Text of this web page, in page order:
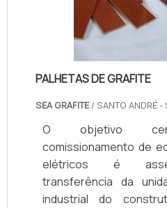
acessível para os
manutenção
sempre que os d.
PALHETAS DE GRAFITE
SEA GRAFITE/ SANTO ANDRÉ -
O objetivo
comissionamento de
elétricos é
transferência da
industrial do